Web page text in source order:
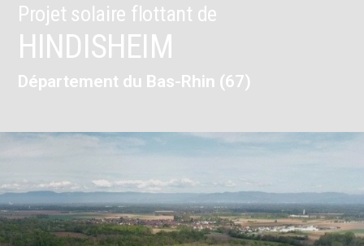
Projet solaire flottant de
HINDISHEIM
Département du Bas-Rhin (67)